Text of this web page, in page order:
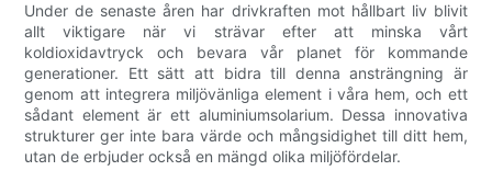
Under de senaste åren har drivkraften mot hållbart liv blivit
allt viktigare när vi strävar efter att minska vårt
koldioxidavtryck och bevara vår planet för kommande
generationer. Ett sätt att bidra till denna ansträngning är
genom att integrera miljövänliga element i våra hem, och ett
sådant element är ett aluminiumsolarium. Dessa innovativa
strukturer ger inte bara värde och mångsidighet till ditt hem,
utan de erbjuder också en mängd olika miljöfördelar.